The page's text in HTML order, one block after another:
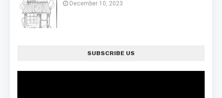
December 10, 2023
SUBSCRIBE US